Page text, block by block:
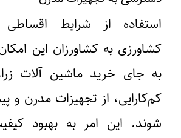
استفاده از شرایط
کشاورزی به کشاورزان این
به جای خرید ماشین آلات
کم‌کارایی، از تجهیزات مدرن و
شوند. این امر به بهبود